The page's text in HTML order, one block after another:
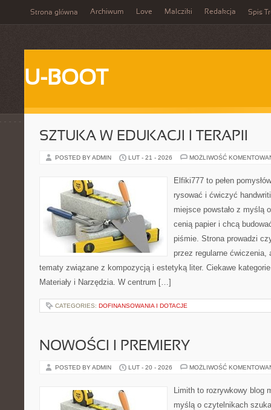
Strona główna Archiwum Love Malcziki Redakcja Spis
U-BOOT
SZTUKA W EDUKACJI I TERAPII
POSTED BY ADMIN LUT - 21 - 2026 MOŻLIWOŚĆ
Elfiki777 to pełen
rysować i ćwiczyć
miejsce powstało z myślą
cenią papier i chcą
piśmie. Strona prowadzi
przez regularne ćwiczenia,
tematy związane z kompozycją i estetyką liter. Ciekawe
Materiały i Narzędzia. W centrum […]
CATEGORIES: DOFINANSOWANIA I DOTACJE
NOWOŚCI I PREMIERY
POSTED BY ADMIN LUT - 20 - 2026 MOŻLIWOŚĆ
Limith to rozrywkowy blog
myślą o czytelnikach